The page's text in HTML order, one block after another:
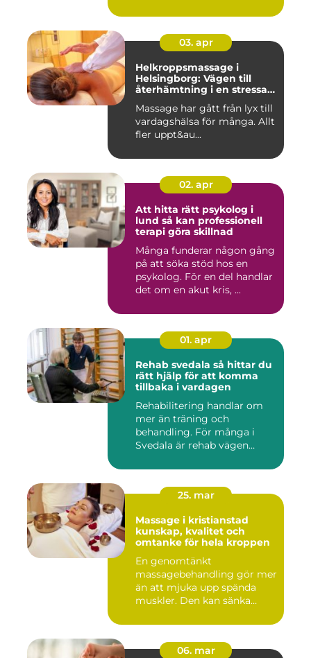
03. apr
Helkroppsmassage i
Helsingborg: Vägen till
återhämtning i en stressad
Massage har gått från lyx till
vardagshälsa för många. Allt
fler uppt&au...
02. apr
Att hitta rätt psykolog i
lund så kan professionell
terapi göra skillnad
Många funderar någon gång
på att söka stöd hos en
psykolog. För en del handlar
det om en akut kris, ...
01. apr
Rehab svedala så hittar du
rätt hjälp för att komma
tillbaka i vardagen
Rehabilitering handlar om
mer än träning och
behandling. För många i
Svedala är rehab vägen
25. mar
Massage i kristianstad
kunskap, kvalitet och
omtanke för hela kroppen
En genomtänkt
massagebehandling gör mer
än att mjuka upp spända
muskler. Den kan sänka
06. mar